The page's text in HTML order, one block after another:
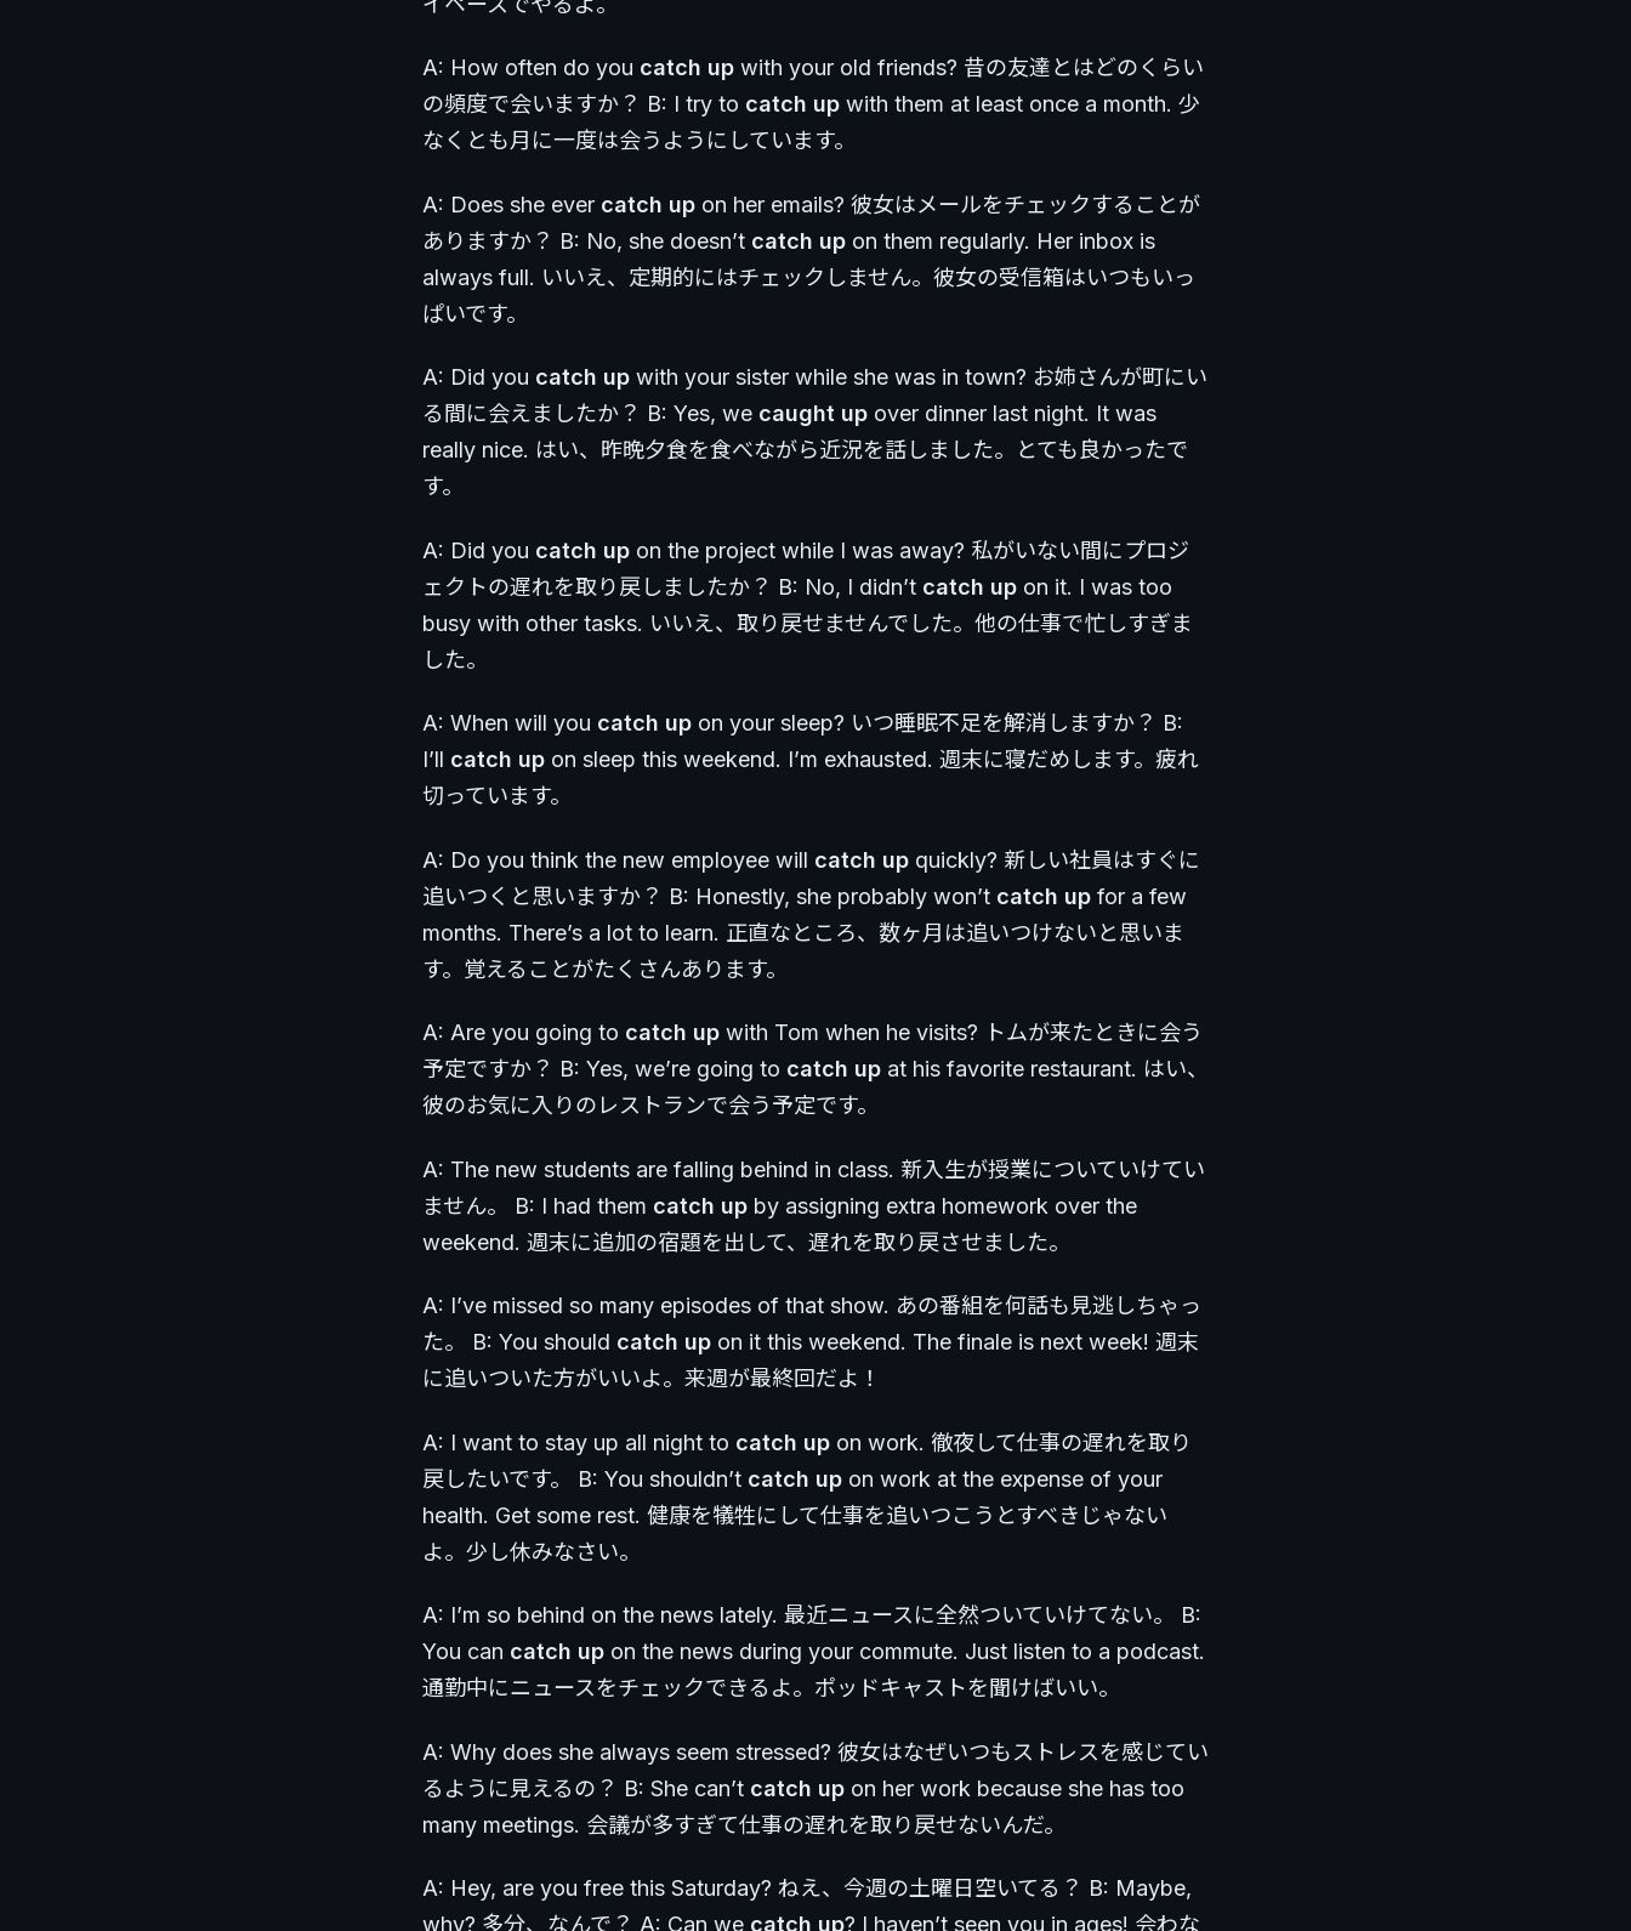
A: How often do you catch up with your old friends? 昔の友達とはどのくらい
の頻度で会いますか？ B: I try to catch up with them at least once a month. 少
なくとも月に一度は会うようにしています。
A: Does she ever catch up on her emails? 彼女はメールをチェックすることが
ありますか？ B: No, she doesn’t catch up on them regularly. Her inbox is
always full. いいえ、定期的にはチェックしません。彼女の受信箱はいつもいっ
ぱいです。
A: Did you catch up with your sister while she was in town? お姉さんが町にい
る間に会えましたか？ B: Yes, we caught up over dinner last night. It was
really nice. はい、昨晩夕食を食べながら近況を話しました。とても良かったで
す。
A: Did you catch up on the project while I was away? 私がいない間にプロジ
ェクトの遅れを取り戻しましたか？ B: No, I didn’t catch up on it. I was too
busy with other tasks. いいえ、取り戻せませんでした。他の仕事で忙しすぎま
した。
A: When will you catch up on your sleep? いつ睡眠不足を解消しますか？ B:
I’ll catch up on sleep this weekend. I’m exhausted. 週末に寝だめします。疲れ
切っています。
A: Do you think the new employee will catch up quickly? 新しい社員はすぐに
追いつくと思いますか？ B: Honestly, she probably won’t catch up for a few
months. There’s a lot to learn. 正直なところ、数ヶ月は追いつけないと思いま
す。覚えることがたくさんあります。
A: Are you going to catch up with Tom when he visits? トムが来たときに会う
予定ですか？ B: Yes, we’re going to catch up at his favorite restaurant. はい、
彼のお気に入りのレストランで会う予定です。
A: The new students are falling behind in class. 新入生が授業についていけてい
ません。 B: I had them catch up by assigning extra homework over the
weekend. 週末に追加の宿題を出して、遅れを取り戻させました。
A: I’ve missed so many episodes of that show. あの番組を何話も見逃しちゃっ
た。 B: You should catch up on it this weekend. The finale is next week! 週末
に追いついた方がいいよ。来週が最終回だよ！
A: I want to stay up all night to catch up on work. 徹夜して仕事の遅れを取り
戻したいです。 B: You shouldn’t catch up on work at the expense of your
health. Get some rest. 健康を犠牲にして仕事を追いつこうとすべきじゃない
よ。少し休みなさい。
A: I’m so behind on the news lately. 最近ニュースに全然ついていけてない。 B:
You can catch up on the news during your commute. Just listen to a podcast.
通勤中にニュースをチェックできるよ。ポッドキャストを聞けばいい。
A: Why does she always seem stressed? 彼女はなぜいつもストレスを感じてい
るように見えるの？ B: She can’t catch up on her work because she has too
many meetings. 会議が多すぎて仕事の遅れを取り戻せないんだ。
A: Hey, are you free this Saturday? ねえ、今週の土曜日空いてる？ B: Maybe,
why? 多分、なんで？ A: Can we catch up? I haven’t seen you in ages! 会わな